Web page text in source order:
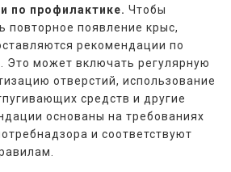
по профилактике. Чтобы
повторное появление крыс,
рекомендации по
Это может включать регулярную
отверстий, использование
средств и другие
основаны на требованиях
и соответствуют